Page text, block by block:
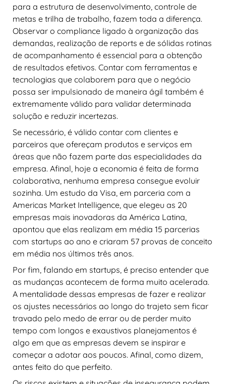
para a estrutura de desenvolvimento, controle de
metas e trilha de trabalho, fazem toda a diferença.
Observar o compliance ligado à organização das
demandas, realização de reports e de sólidas rotinas
de acompanhamento é essencial para a obtenção
de resultados efetivos. Contar com ferramentas e
tecnologias que colaborem para que o negócio
possa ser impulsionado de maneira ágil também é
extremamente válido para validar determinada
solução e reduzir incertezas.
Se necessário, é válido contar com clientes e
parceiros que ofereçam produtos e serviços em
áreas que não fazem parte das especialidades da
empresa. Afinal, hoje a economia é feita de forma
colaborativa, nenhuma empresa consegue evoluir
sozinha. Um estudo da Visa, em parceria com a
Americas Market Intelligence, que elegeu as 20
empresas mais inovadoras da América Latina,
apontou que elas realizam em média 15 parcerias
com startups ao ano e criaram 57 provas de conceito
em média nos últimos três anos.
Por fim, falando em startups, é preciso entender que
as mudanças acontecem de forma muito acelerada.
A mentalidade dessas empresas de fazer e realizar
os ajustes necessários ao longo do trajeto sem ficar
travado pelo medo de errar ou de perder muito
tempo com longos e exaustivos planejamentos é
algo em que as empresas devem se inspirar e
começar a adotar aos poucos. Afinal, como dizem,
antes feito do que perfeito.